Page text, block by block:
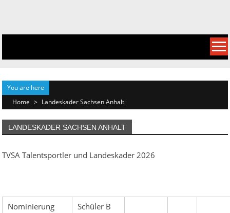
content
You are here
Home > Landeskader Sachsen Anhalt
LANDESKADER SACHSEN ANHALT
TVSA Talentsportler und Landeskader 2026
Nominierung
Schüler B